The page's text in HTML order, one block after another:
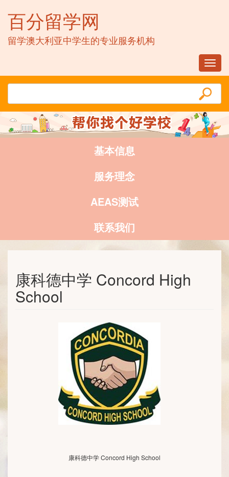
百分留学网
留学澳大利亚中学生的专业服务机构
基本信息
服务理念
AEAS测试
联系我们
康科德中学 Concord High
School
康科德中学 Concord High School